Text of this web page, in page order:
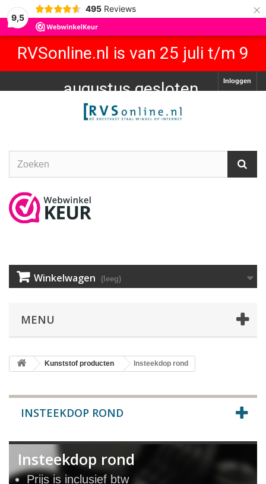
9,5
495 Reviews ×
RVSonline.nl is van 25 juli t/m 9
augustus gesloten.
Inloggen
Winkelwagen (leeg)
MENU
Kunststof producten Insteekdop rond
INSTEEKDOP ROND
Insteekdop rond
Prijs is inclusief btw